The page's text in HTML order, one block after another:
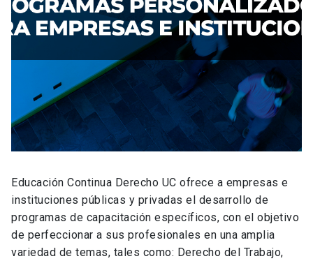
Educación Continua Derecho UC ofrece a empresas e
instituciones públicas y privadas el desarrollo de
programas de capacitación específicos, con el objetivo
de perfeccionar a sus profesionales en una amplia
variedad de temas, tales como: Derecho del Trabajo,